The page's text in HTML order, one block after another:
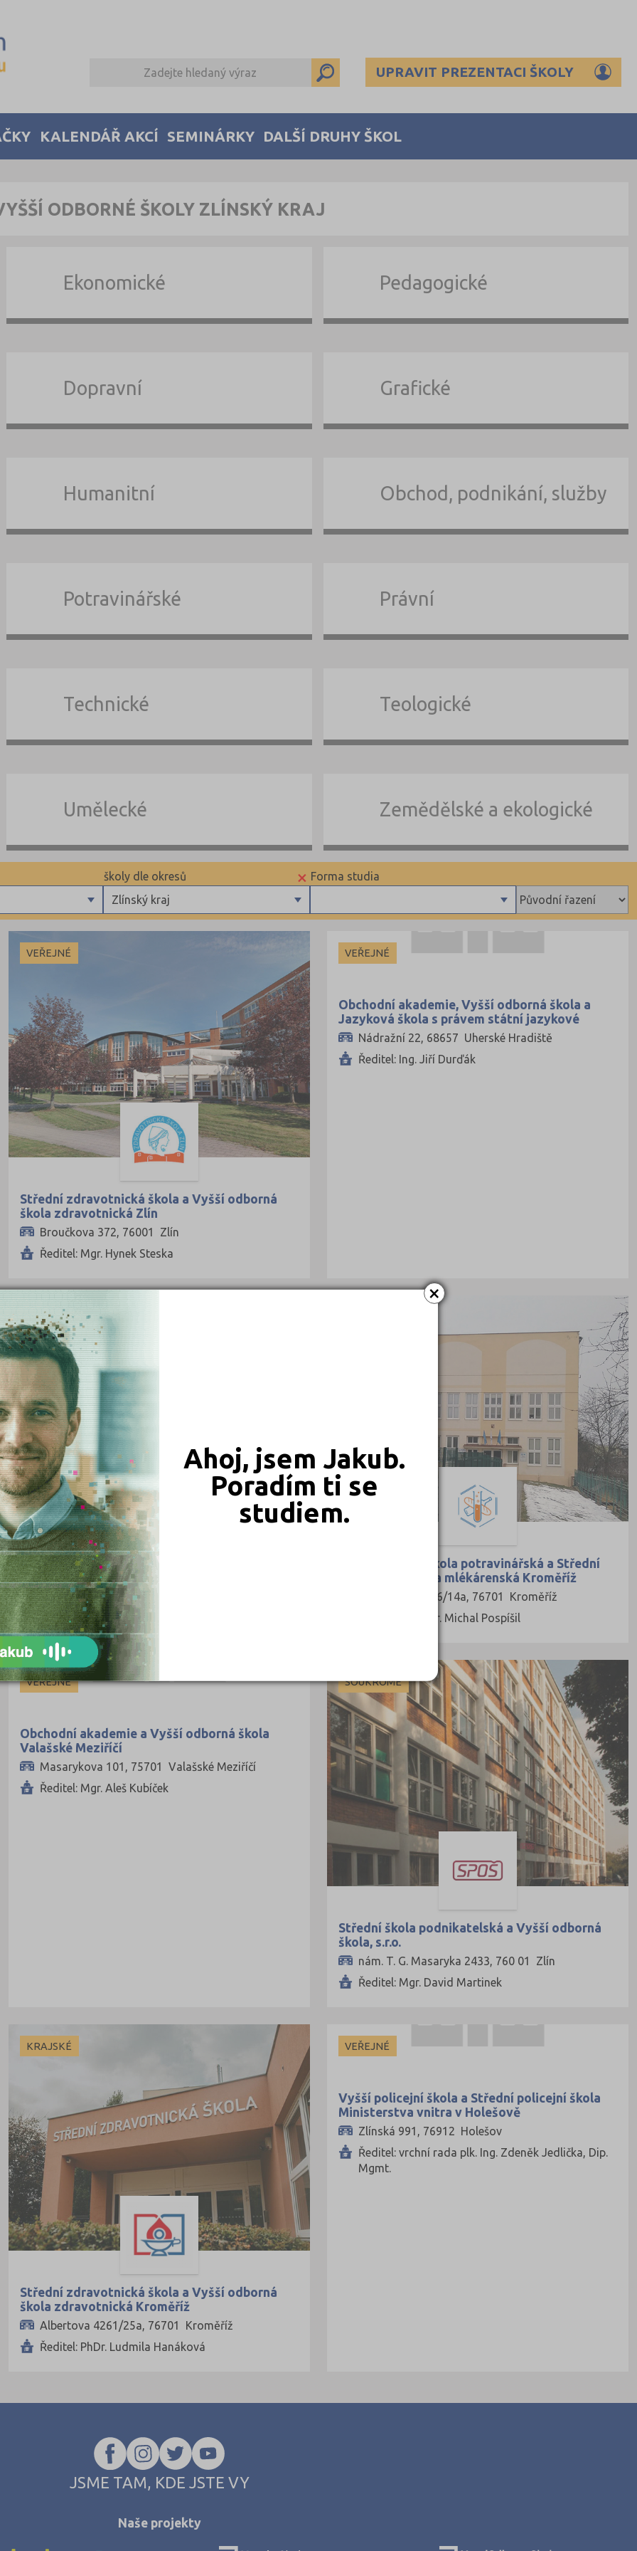
×
Ahoj, jsem Jakub.
Poradím ti se
studiem.
UPRAVIT PREZENTACI ŠKOLY
KALENDÁŘ AKCÍ SEMINÁRKY DALŠÍ DRUHY ŠKOL
ODBORNÉ ŠKOLY ZLÍNSKÝ KRAJ
Ekonomické Pedagogické
Dopravní Grafické
Humanitní Obchod, podnikání, služby
Potravinářské Právní
Technické Teologické
Umělecké Zemědělské a ekologické
Forma studia
Dálkové
×
Zlínský kraj
školy dle okresů
Česká Lípa (1)
České Budějovice (5)
Děčín (2)
Domažlice (1)
Frýdek-Místek (2)
Hodonín (1)
Hradec Králové (5)
Cheb (1)
Chrudim (1)
Jablonec nad Nisou (2)
Jičín (2)
Jihlava (5)
Karlovy Vary (3)
Karviná (2)
Kladno (3)
Klatovy (1)
Kolín (2)
Kroměříž (4)
Kutná Hora (2)
Liberec (2)
Litoměřice (3)
Mělník (1)
Mladá Boleslav (1)
Most (1)
Nový Jičín (1)
Opava (1)
Ostrava-město (8)
Svitavy (3)
Šumperk (3)
Tábor (3)
Ústí nad Labem (1)
Ústí nad Orlicí (1)
Zlín (4)
Znojmo (1)
Žďár nad Sázavou (1)
VEŘEJNÉ
Střední zdravotnická škola a Vyšší odborná
škola zdravotnická Zlín
Broučkova 372, 76001 Zlín
Ředitel: Mgr. Hynek Steska
VEŘEJNÉ
Obchodní akademie, Vyšší odborná škola a
Jazyková škola s právem státní jazykové
zkoušky Uherské Hradiště
Nádražní 22, 68657 Uherské Hradiště
Ředitel: Ing. Jiří Durďák
VEŘEJNÉ
Obchodní akademie Tomáše Bati a Vyšší
odborná škola ekonomická Zlín
nám. T. G. Masaryka 3669, 76001 Zlín
Ředitel: Mgr. Petr Bělaška
Vyšší odborná škola potravinářská a Střední
průmyslová škola mlékárenská Kroměříž
Štěchovice 4176/14a, 76701 Kroměříž
Ředitel: Ing. Mgr. Michal Pospíšil
VEŘEJNÉ
Obchodní akademie a Vyšší odborná škola
Valašské Meziříčí
Masarykova 101, 75701 Valašské Meziříčí
Ředitel: Mgr. Aleš Kubíček
SOUKROMÉ
Střední škola podnikatelská a Vyšší odborná
škola, s.r.o.
nám. T. G. Masaryka 2433, 760 01 Zlín
Ředitel: Mgr. David Martinek
KRAJSKÉ
Střední zdravotnická škola a Vyšší odborná
škola zdravotnická Kroměříž
Albertova 4261/25a, 76701 Kroměříž
Ředitel: PhDr. Ludmila Hanáková
VEŘEJNÉ
Vyšší policejní škola a Střední policejní škola
Ministerstva vnitra v Holešově
Zlínská 991, 76912 Holešov
Ředitel: vrchní rada plk. Ing. Zdeněk Jedlička, Dip.
Mgmt.
JSME TAM, KDE JSTE VY
Naše projekty